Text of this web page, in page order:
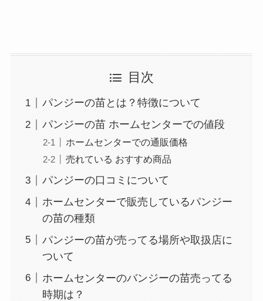
目次
パンジーの苗とは？特徴について
パンジーの苗 ホームセンターでの値段
ホームセンターでの通販価格
売れている おすすめ商品
パンジーの口コミについて
ホームセンターで販売しているパンジー
の苗の種類
パンジーの苗が売ってる場所や取扱店に
ついて
ホームセンターのバンジーの苗売ってる
時期は？